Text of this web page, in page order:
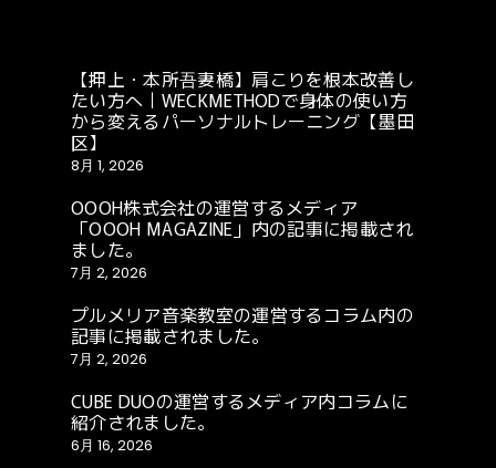
【押上・本所吾妻橋】肩こりを根本改善し
たい方へ｜WECKMETHODで身体の使い方
から変えるパーソナルトレーニング【墨田
区】
8月 1, 2026
OOOH株式会社の運営するメディア
「OOOH MAGAZINE」内の記事に掲載され
ました。
7月 2, 2026
プルメリア音楽教室の運営するコラム内の
記事に掲載されました。
7月 2, 2026
CUBE DUOの運営するメディア内コラムに
紹介されました。
6月 16, 2026